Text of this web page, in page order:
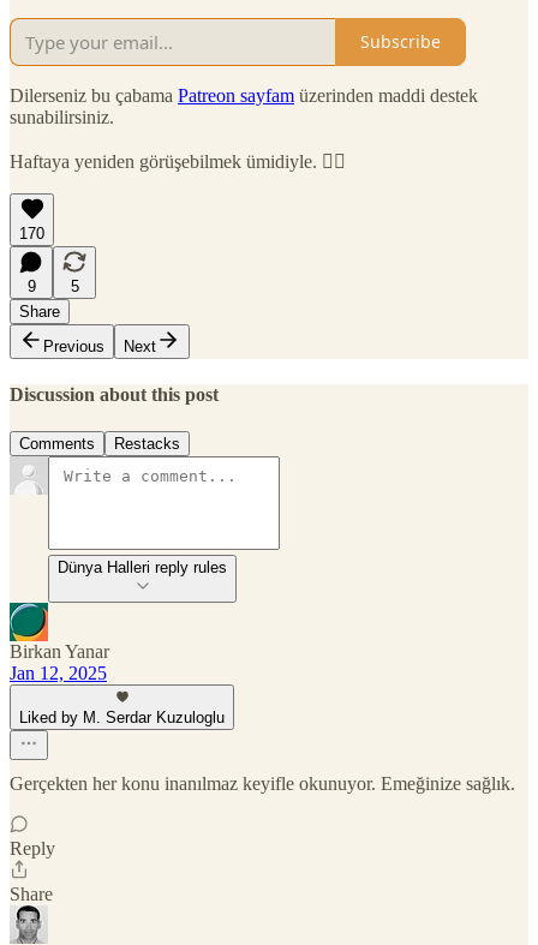
Subscribe
Dilerseniz bu çabama Patreon sayfam üzerinden maddi destek
sunabilirsiniz.
Haftaya yeniden görüşebilmek ümidiyle. 🙋‍♂️
170
9
5
Share
Previous
Next
Discussion about this post
Comments Restacks
Dünya Halleri reply rules
Birkan Yanar
Jan 12, 2025
Liked by M. Serdar Kuzuloglu
Gerçekten her konu inanılmaz keyifle okunuyor. Emeğinize sağlık.
Reply
Share